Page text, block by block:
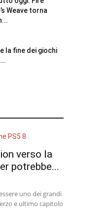
Weave torna
la fine dei giochi
verso la
potrebbe...
uno dei grandi
e ultimo capitolo